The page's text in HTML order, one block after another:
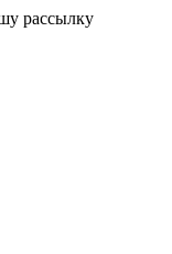
рассылку